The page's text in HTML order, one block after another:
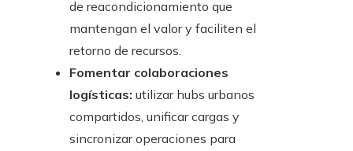
de reacondicionamiento que
mantengan el valor y faciliten el
retorno de recursos.
Fomentar colaboraciones
logísticas: utilizar hubs urbanos
compartidos, unificar cargas y
sincronizar operaciones para